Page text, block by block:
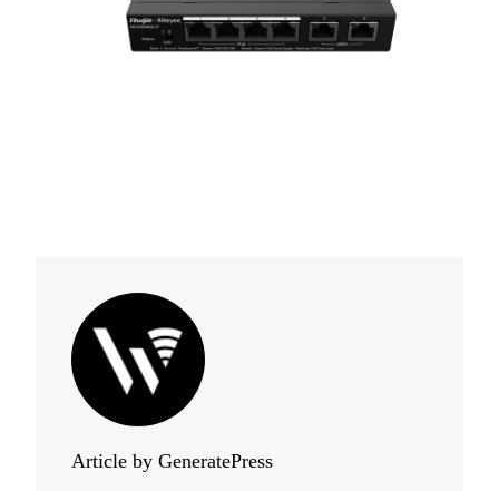
Article by GeneratePress